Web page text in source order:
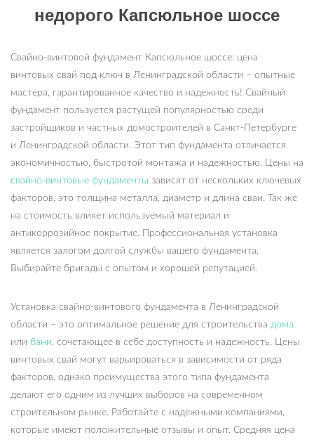
недорого Капсюльное шоссе
Свайно-винтовой фундамент Капсюльное шоссе: цена
винтовых свай под ключ в Ленинградской области – опытные
мастера, гарантированное качество и надежность! Свайный
фундамент пользуется растущей популярностью среди
застройщиков и частных домостроителей в Санкт-Петербурге
и Ленинградской области. Этот тип фундамента отличается
экономичностью, быстротой монтажа и надежностью. Цены на
свайно-винтовые фундаменты зависят от нескольких ключевых
факторов, это толщина металла, диаметр и длина сваи. Так же
на стоимость влияет используемый материал и
антикоррозийное покрытие. Профессиональная установка
является залогом долгой службы вашего фундамента.
Выбирайте бригады с опытом и хорошей репутацией.
Установка свайно-винтового фундамента в Ленинградской
области – это оптимальное решение для строительства дома
или бани, сочетающее в себе доступность и надежность. Цены
винтовых свай могут варьироваться в зависимости от ряда
факторов, однако преимущества этого типа фундамента
делают его одним из лучших выборов на современном
строительном рынке. Работайте с надежными компаниями,
которые имеют положительные отзывы и опыт. Средняя цена